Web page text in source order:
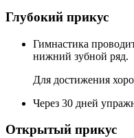
Глубокий прикус
Гимнастика
нижний зубной ряд.
Для достижения
Через 30 дней
Открытый прикус